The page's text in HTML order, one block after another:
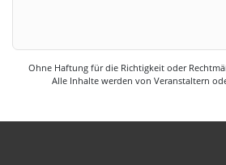
Ohne Haftung für die Richtigkeit oder
Alle Inhalte werden von Veranstaltern